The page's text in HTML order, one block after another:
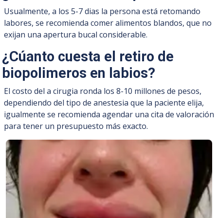
Usualmente, a los 5-7 dias la persona está retomando
labores, se recomienda comer alimentos blandos, que no
exijan una apertura bucal considerable.
¿Cúanto cuesta el retiro de
biopolimeros en labios?
El costo del a cirugia ronda los 8-10 millones de pesos,
dependiendo del tipo de anestesia que la paciente elija,
igualmente se recomienda agendar una cita de valoración
para tener un presupuesto más exacto.